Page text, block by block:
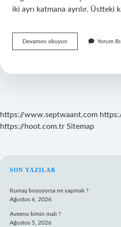
iki ayrı katmana ayrılır. Üstteki
Devamını okuyun
Yağ
Yöntemle
Yorum
https://www.septwaant.com
https://hoot.com.tr Sitemap
SIDEBAR
SON YAZILAR
Kumaş boyuyorsa ne yapmalı ?
Ağustos 6, 2026
Aveeno kimin malı ?
Ağustos 5, 2026